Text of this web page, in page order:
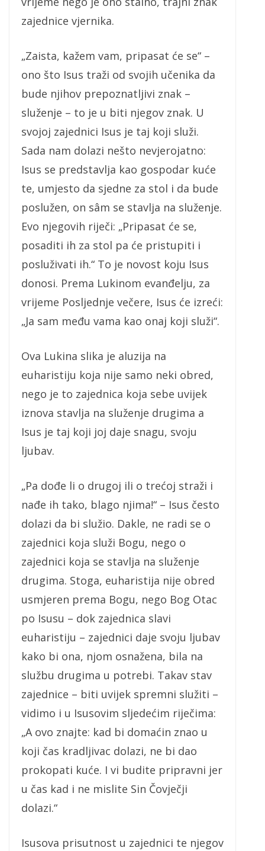
zajednice vjernika.
„Zaista, kažem vam, pripasat će se“ –
ono što Isus traži od svojih učenika da
bude njihov prepoznatljivi znak –
služenje – to je u biti njegov znak. U
svojoj zajednici Isus je taj koji služi.
Sada nam dolazi nešto nevjerojatno:
Isus se predstavlja kao gospodar kuće
te, umjesto da sjedne za stol i da bude
poslužen, on sâm se stavlja na služenje.
Evo njegovih riječi: „Pripasat će se,
posaditi ih za stol pa će pristupiti i
posluživati ih.“ To je novost koju Isus
donosi. Prema Lukinom evanđelju, za
vrijeme Posljednje večere, Isus će izreći:
„Ja sam među vama kao onaj koji služi“.
Ova Lukina slika je aluzija na
euharistiju koja nije samo neki obred,
nego je to zajednica koja sebe uvijek
iznova stavlja na služenje drugima a
Isus je taj koji joj daje snagu, svoju
ljubav.
„Pa dođe li o drugoj ili o trećoj straži i
nađe ih tako, blago njima!“ – Isus često
dolazi da bi služio. Dakle, ne radi se o
zajednici koja služi Bogu, nego o
zajednici koja se stavlja na služenje
drugima. Stoga, euharistija nije obred
usmjeren prema Bogu, nego Bog Otac
po Isusu – dok zajednica slavi
euharistiju – zajednici daje svoju ljubav
kako bi ona, njom osnažena, bila na
službu drugima u potrebi. Takav stav
zajednice – biti uvijek spremni služiti –
vidimo i u Isusovim sljedećim riječima:
„A ovo znajte: kad bi domaćin znao u
koji čas kradljivac dolazi, ne bi dao
prokopati kuće. I vi budite pripravni jer
u čas kad i ne mislite Sin Čovječji
dolazi.“
Isusova prisutnost u zajednici te njegov